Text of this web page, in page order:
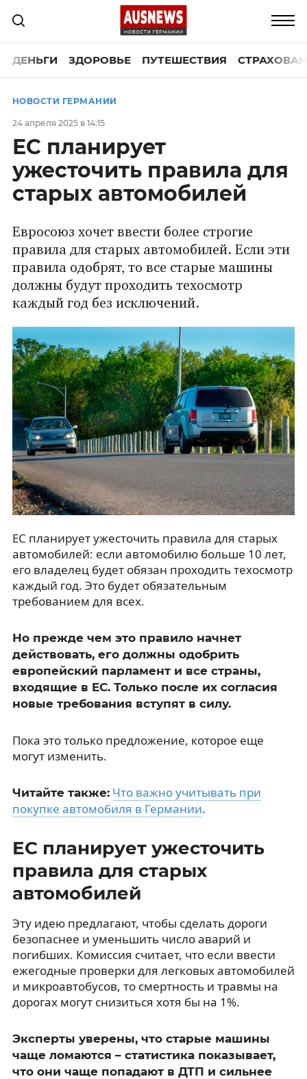
ДЕНЬГИ ЗДОРОВЬЕ ПУТЕШЕСТВИЯ
НОВОСТИ ГЕРМАНИИ
24 апреля 2025 в 14:15
ЕС планирует
ужесточить правила для
старых автомобилей
Евросоюз хочет ввести более строгие
правила для старых автомобилей. Если эти
правила одобрят, то все старые машины
должны будут проходить техосмотр
каждый год без исключений.
ЕС планирует ужесточить правила для старых
автомобилей: если автомобилю больше 10 лет,
его владелец будет обязан проходить техосмотр
каждый год. Это будет обязательным
требованием для всех.
Но прежде чем это правило начнет
действовать, его должны одобрить
европейский парламент и все страны,
входящие в ЕС. Только после их согласия
новые требования вступят в силу.
Пока это только предложение, которое еще
могут изменить.
Читайте также: Что важно учитывать при
покупке автомобиля в Германии.
ЕС планирует ужесточить
правила для старых
автомобилей
Эту идею предлагают, чтобы сделать дороги
безопаснее и уменьшить число аварий и
погибших. Комиссия считает, что если ввести
ежегодные проверки для легковых автомобилей
и микроавтобусов, то смертность и травмы на
дорогах могут снизиться хотя бы на 1%.
Эксперты уверены, что старые машины
чаще ломаются – статистика показывает,
что они чаще попадают в ДТП и сильнее